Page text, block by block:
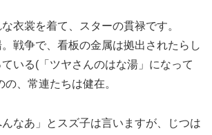
衣裳を着て、スターの貫禄です。
戦争で、看板の金属は拠出されたらし
いる(「ツヤさんのはな湯」になって
、常連たちは健在。
んなあ」とスズ子は言いますが、じつは